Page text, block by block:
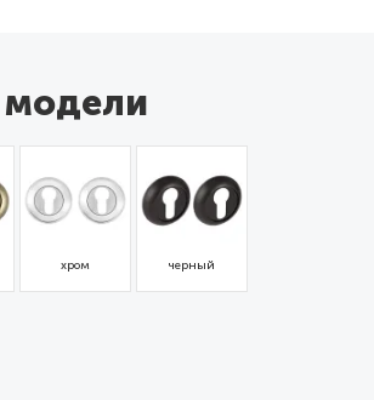
хром черный